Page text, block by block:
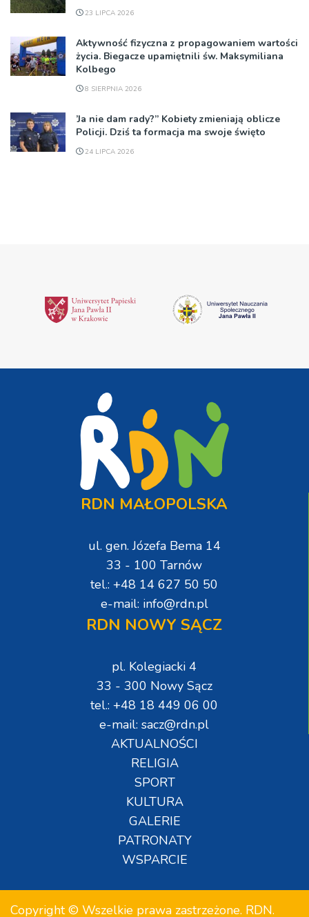
23 LIPCA 2026
Aktywność fizyczna z propagowaniem wartości
życia. Biegacze upamiętnili św. Maksymiliana
Kolbego
8 SIERPNIA 2026
’Ja nie dam rady?” Kobiety zmieniają oblicze
Policji. Dziś ta formacja ma swoje święto
24 LIPCA 2026
RDN MAŁOPOLSKA
ul. gen. Józefa Bema 14
33 - 100 Tarnów
tel.: +48 14 627 50 50
e-mail: info@rdn.pl
RDN NOWY SĄCZ
pl. Kolegiacki 4
33 - 300 Nowy Sącz
tel.: +48 18 449 06 00
e-mail: sacz@rdn.pl
AKTUALNOŚCI
RELIGIA
SPORT
KULTURA
GALERIE
PATRONATY
WSPARCIE
Copyright © Wszelkie prawa zastrzeżone. RDN.